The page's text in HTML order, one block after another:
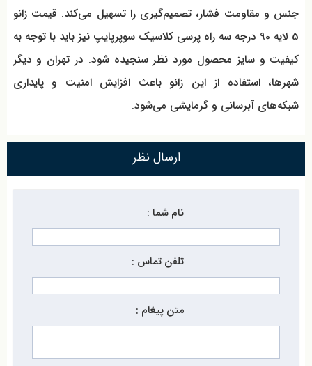
جنس و مقاومت فشار، تصمیم‌گیری را تسهیل می‌کند. قیمت زانو
5 لایه 90 درجه سه راه پرسی کلاسیک سوپرپایپ نیز باید با توجه به
کیفیت و سایز محصول مورد نظر سنجیده شود. در تهران و دیگر
شهرها، استفاده از این زانو باعث افزایش امنیت و پایداری
شبکه‌های آبرسانی و گرمایشی می‌شود.
ارسال نظر
نام شما :
تلفن تماس :
متن پیغام :